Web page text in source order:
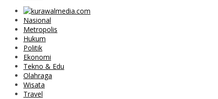
Nasional
Metropolis
Hukum
Politik
Ekonomi
Tekno & Edu
Olahraga
Wisata
Travel